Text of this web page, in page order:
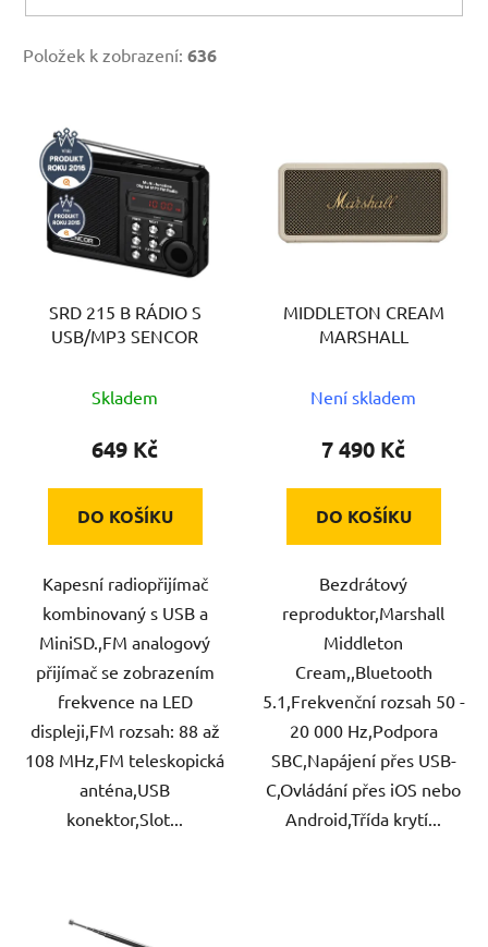
Položek k zobrazení: 636
SRD 215 B RÁDIO S
USB/MP3 SENCOR
Skladem
649 Kč
DO KOŠÍKU
Kapesní radiopřijímač
kombinovaný s USB a
MiniSD.,FM analogový
přijímač se zobrazením
frekvence na LED
displeji,FM rozsah: 88 až
108 MHz,FM teleskopická
anténa,USB
konektor,Slot...
MIDDLETON CREAM
MARSHALL
Není skladem
7 490 Kč
DO KOŠÍKU
Bezdrátový
reproduktor,Marshall
Middleton
Cream,,Bluetooth
5.1,Frekvenční rozsah 50 -
20 000 Hz,Podpora
SBC,Napájení přes USB-
C,Ovládání přes iOS nebo
Android,Třída krytí...